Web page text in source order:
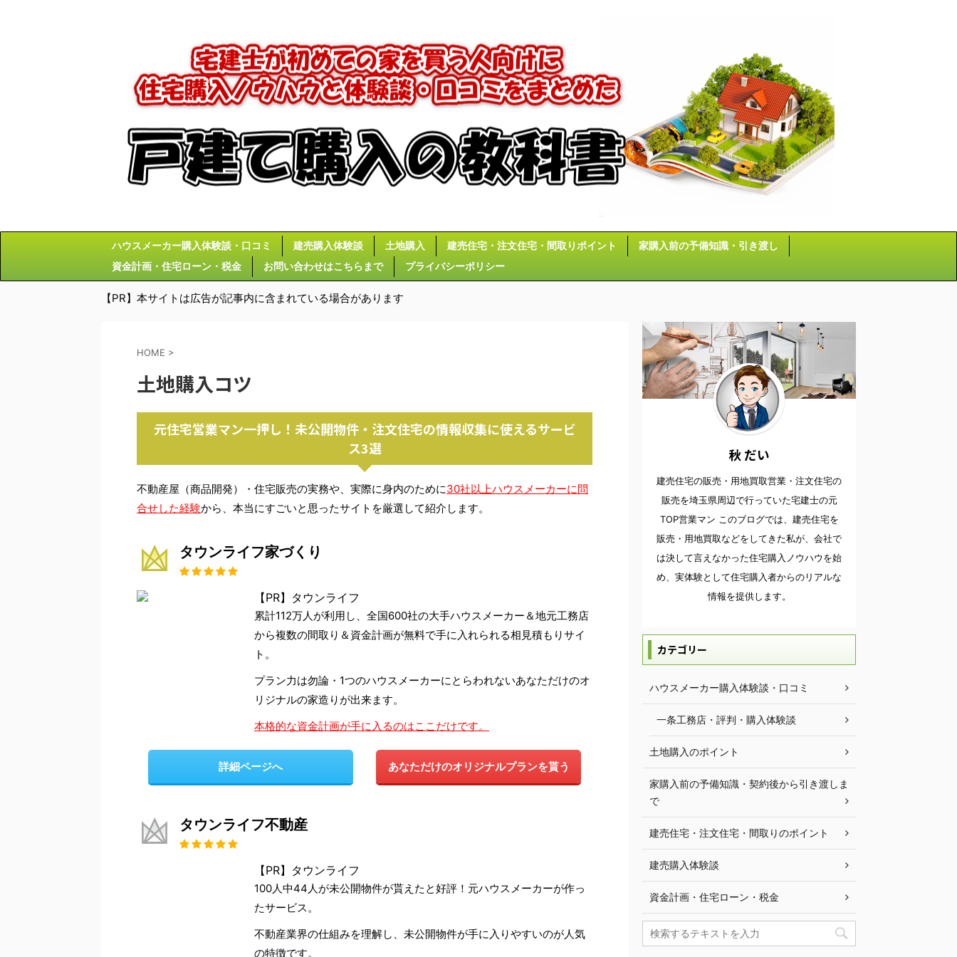
ハウスメーカー購入体験談・口コミ 建売購入体験談 土地購入 建売住宅・注文住宅・間取りポイント
家購入前の予備知識・引き渡し
資金計画・住宅ローン・税金
お問い合わせはこちらまで プライバシーポリシー
【PR】本サイトは広告が記事内に含まれている場合があります
HOME >
土地購入コツ
元住宅営業マン一押し！未公開物件・注文住宅の情報収集に使えるサービ
ス3選
不動産屋（商品開発）・住宅販売の実務や、実際に身内のために30社以上ハウスメーカーに問
合せした経験から、本当にすごいと思ったサイトを厳選して紹介します。
タウンライフ家づくり
【PR】タウンライフ
累計112万人が利用し、全国600社の大手ハウスメーカー＆地元工務店
から複数の間取り＆資金計画が無料で手に入れられる相見積もりサイ
ト。
プラン力は勿論・1つのハウスメーカーにとらわれないあなただけのオ
リジナルの家造りが出来ます。
本格的な資金計画が手に入るのはここだけです。
詳細ページへ あなただけのオリジナルプランを貰う
タウンライフ不動産
【PR】タウンライフ
100人中44人が未公開物件が貰えたと好評！元ハウスメーカーが作っ
たサービス。
不動産業界の仕組みを理解し、未公開物件が手に入りやすいのが人気
の特徴です。
秋 だい
建売住宅の販売・用地買取営業・注文住宅の
販売を埼玉県周辺で行っていた宅建士の元
TOP営業マン このブログでは、建売住宅を
販売・用地買取などをしてきた私が、会社で
は決して言えなかった住宅購入ノウハウを始
め、実体験として住宅購入者からのリアルな
情報を提供します。
カテゴリー
ハウスメーカー購入体験談・口コミ
一条工務店・評判・購入体験談
土地購入のポイント
家購入前の予備知識・契約後から引き渡しま
で
建売住宅・注文住宅・間取りのポイント
建売購入体験談
資金計画・住宅ローン・税金